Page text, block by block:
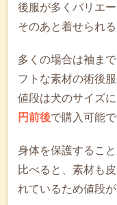
後服が多くバリエ
そのあと着せられ
多くの場合は袖ま
フトな素材の術後服
値段は犬のサイズ
円前後で購入可能で
身体を保護するこ
比べると、素材も
れているため値段が